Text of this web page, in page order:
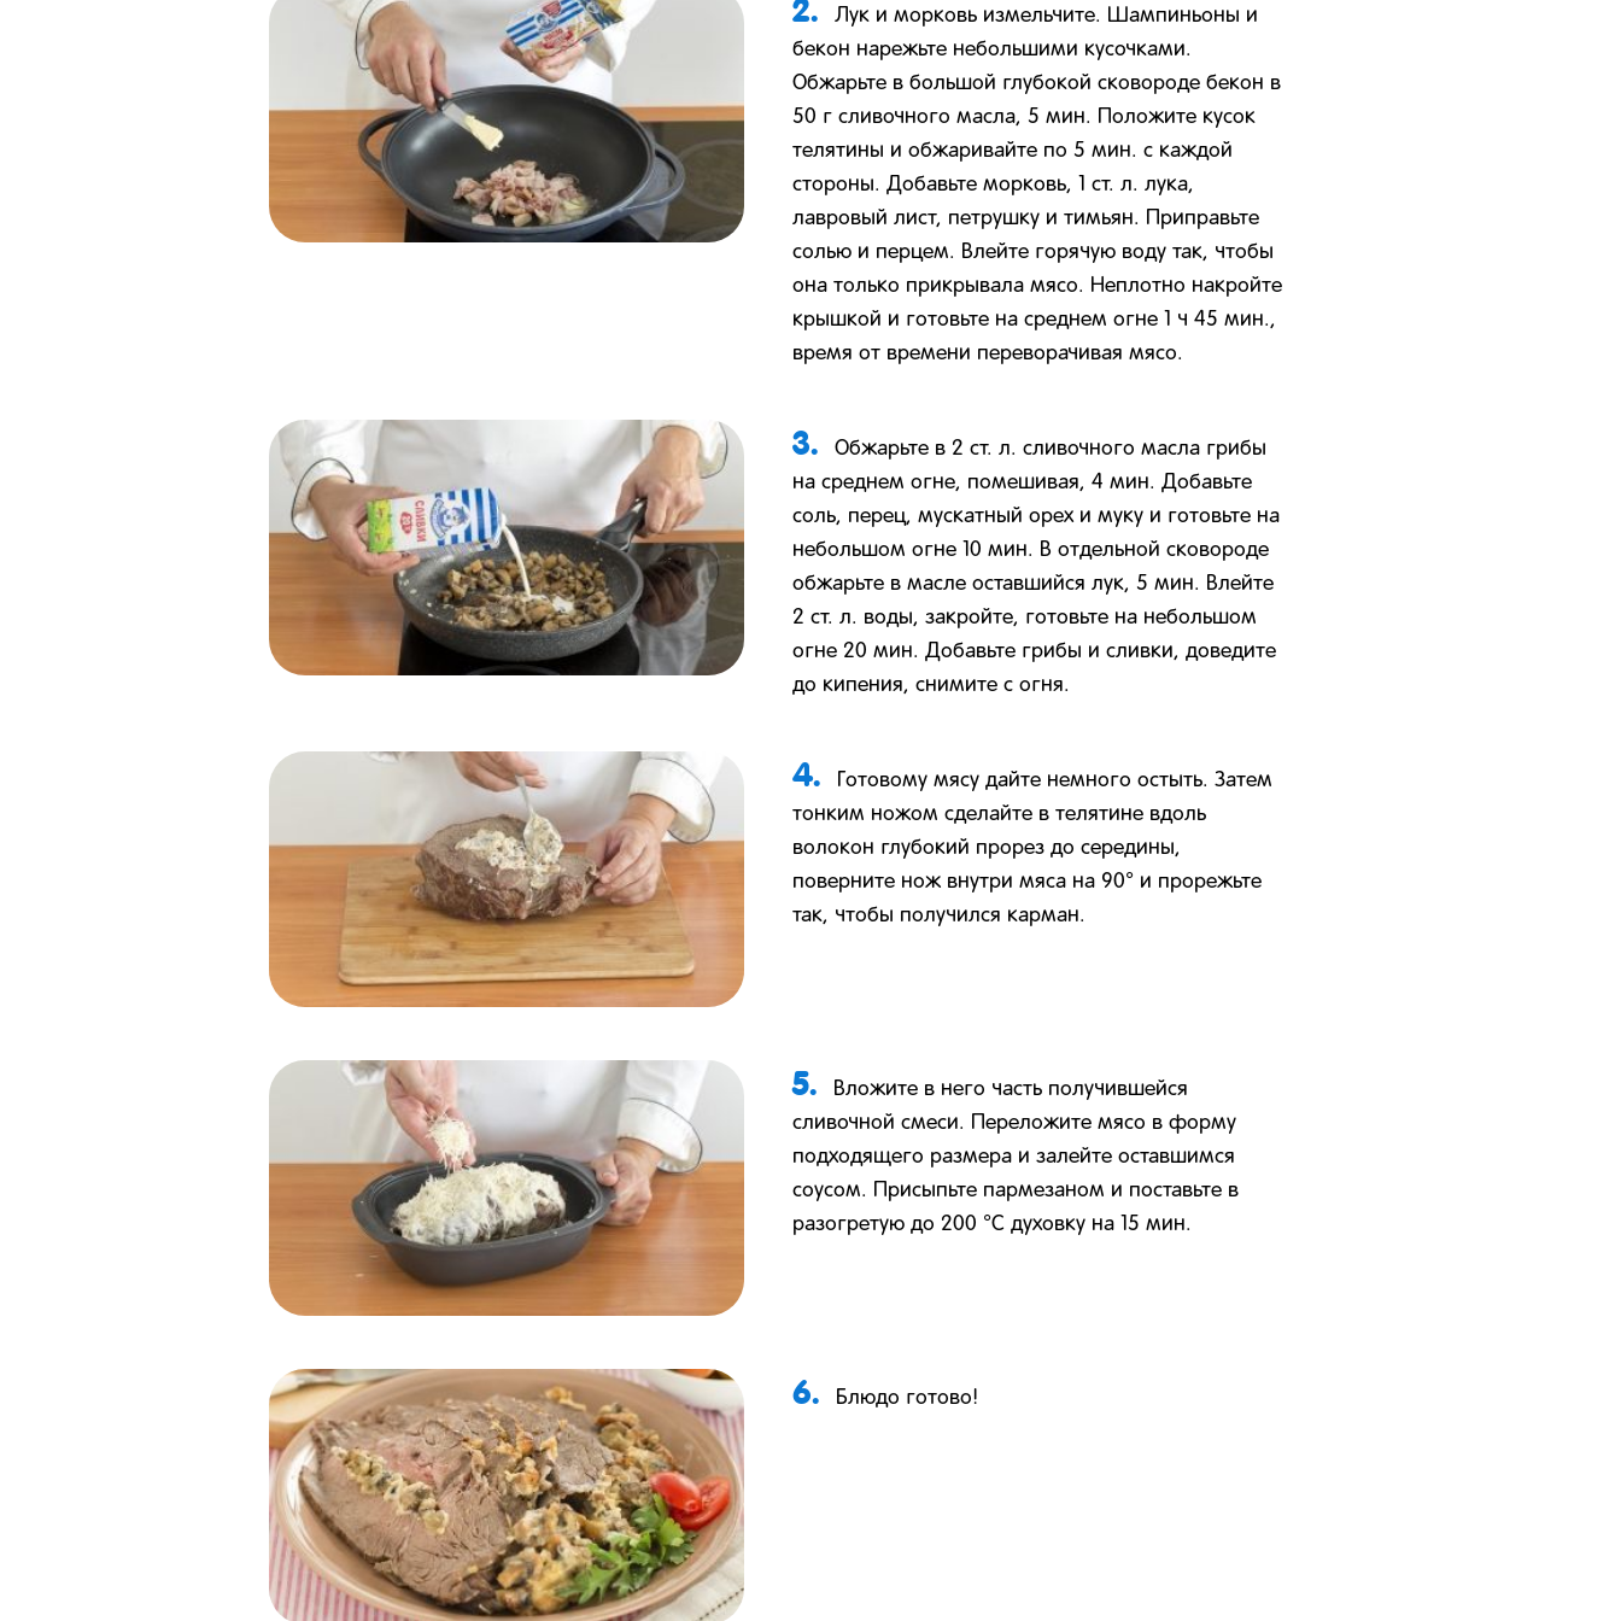
2.
Лук и морковь измельчите. Шампиньоны и
бекон нарежьте небольшими кусочками.
Обжарьте в большой глубокой сковороде бекон в
50 г сливочного масла, 5 мин. Положите кусок
телятины и обжаривайте по 5 мин. с каждой
стороны. Добавьте морковь, 1 ст. л. лука,
лавровый лист, петрушку и тимьян. Приправьте
солью и перцем. Влейте горячую воду так, чтобы
она только прикрывала мясо. Неплотно накройте
крышкой и готовьте на среднем огне 1 ч 45 мин.,
время от времени переворачивая мясо.
3.
Обжарьте в 2 ст. л. сливочного масла грибы
на среднем огне, помешивая, 4 мин. Добавьте
соль, перец, мускатный орех и муку и готовьте на
небольшом огне 10 мин. В отдельной сковороде
обжарьте в масле оставшийся лук, 5 мин. Влейте
2 ст. л. воды, закройте, готовьте на небольшом
огне 20 мин. Добавьте грибы и сливки, доведите
до кипения, снимите с огня.
4.
Готовому мясу дайте немного остыть. Затем
тонким ножом сделайте в телятине вдоль
волокон глубокий прорез до середины,
поверните нож внутри мяса на 90° и прорежьте
так, чтобы получился карман.
5.
Вложите в него часть получившейся
сливочной смеси. Переложите мясо в форму
подходящего размера и залейте оставшимся
соусом. Присыпьте пармезаном и поставьте в
разогретую до 200 °С духовку на 15 мин.
6. Блюдо готово!